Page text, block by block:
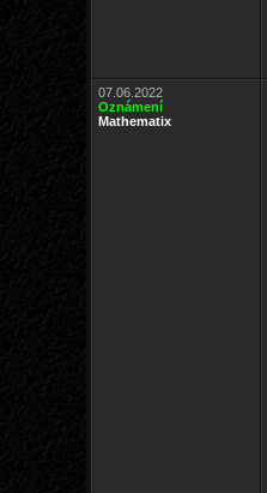
07.06.2022
Oznámení
Mathematix